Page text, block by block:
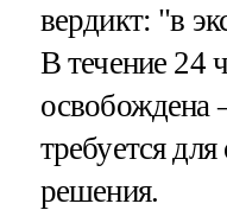
вердикт: "в
В течение 24
освобождена
требуется
решения.